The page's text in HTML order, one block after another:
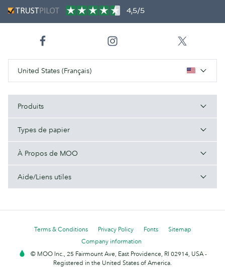
4,5/5
United States (Français)
Produits
Types de papier
À Propos de MOO
Aide/Liens utiles
Terms & Conditions Privacy Policy Fonts
Sitemap
Company information
© MOO Inc., 25 Fairmount Ave, East Providence, RI 02914, USA -
Registered in the United States of America.